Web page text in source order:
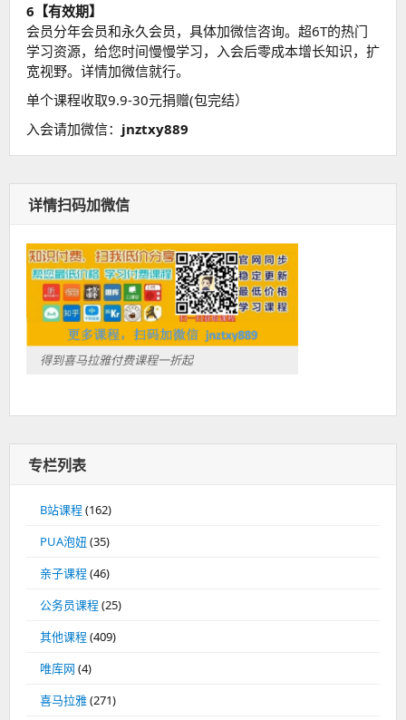
6【有效期】
会员分年会员和永久会员，具体加微信咨询。超6T的热门
学习资源，给您时间慢慢学习，入会后零成本增长知识，扩
宽视野。详情加微信就行。
单个课程收取9.9-30元捐赠(包完结）
入会请加微信： jnztxy889
详情扫码加微信
得到喜马拉雅付费课程一折起
专栏列表
B站课程(162)
PUA泡妞 (35)
亲子课程(46)
公务员课程(25)
其他课程(409)
唯库网 (4)
喜马拉雅(271)